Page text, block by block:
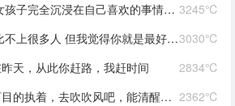
3245℃
浸在自己喜欢的事情里 最可爱了 剩下的我会圆场
3030℃
怎么都好 我想告诉你 我对你的爱是兜底 是连你自己都不喜欢自己的时候 还有我来爱你
2834℃
天，从此你赶路，我赶时间
2362℃
，去吹吹风吧，能清醒的话感冒也没关系。